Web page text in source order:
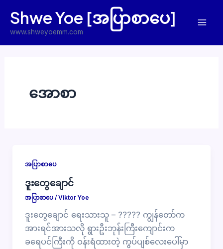
content
Shwe Yoe [အပြာစာပေ]
www.shweyoemm.com
အောစာ
အပြာစာပေ
ဒူးတွေချောင်
အပြာစာပေ/ Viktor Yoe
ဒူးတွေချောင် ရေးသားသူ – ????? ကျွန်တော်က
အားရင်အားသလို ရွားဦးဘုန်းကြီးကျောင်းက
ခရေပင်ကြီးကို ဝန်းရံထားတဲ့ ကွပ်ပျစ်လေးပေါ်မှာ